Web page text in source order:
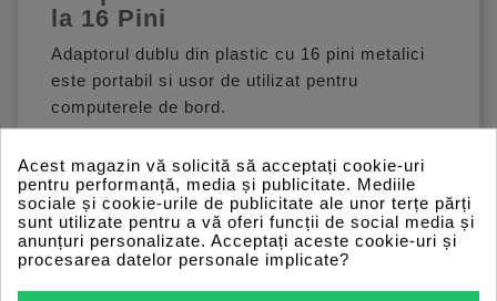
la 16 Pini
Adaptorul dublu din plastic cu 16 pini metalici
este portabil si usor de utilizat pentru
computerele de bord.
acces complicat la mufa de diagnoza OBD 2.
Functioneaza in standardul OBD 2 (in Europa
numit EOBD), in vigoare in masinile fabricate in
SUA din 1996 si in tarile Uniunii Europene din
2001.
Acest magazin vă solicită să acceptați cookie-uri
pentru performanță, media și publicitate. Mediile
sociale și cookie-urile de publicitate ale unor terțe părți
sunt utilizate pentru a vă oferi funcții de social media și
anunțuri personalizate. Acceptați aceste cookie-uri și
procesarea datelor personale implicate?